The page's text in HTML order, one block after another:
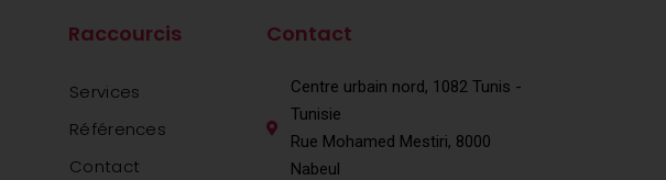
Raccourcis
Services
Références
Contact
Contact
Centre urbain nord, 1082 Tunis -
Tunisie
Rue Mohamed Mestiri, 8000
Nabeul